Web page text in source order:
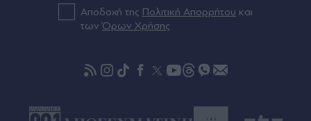
Πριν 57 λεπτά
από την Ιταλία εν μέσω της διαμάχης για τη
Αποδοχή της Πολιτική Απορρήτου και
τωνΌρων Χρήσης